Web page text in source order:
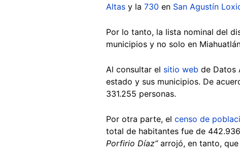
Altas y la 730 en San Agustín
Por lo tanto, la lista nominal del
municipios y no solo en
Al consultar el sitio web de Datos
estado y sus municipios. De
331.255 personas.
Por otra parte, el censo de
total de habitantes fue de
Porfirio Díaz”arrojó, en tanto, que